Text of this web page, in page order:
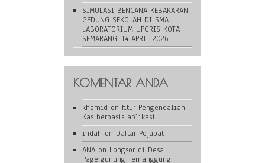
SIMULASI BENCANA KEBAKARAN
GEDUNG SEKOLAH DI SMA
LABORATORIUM UPGRIS KOTA
SEMARANG, 14 APRIL 2026
KOMENTAR ANDA
khamid on fitur Pengendalian
Kas berbasis aplikasi
indah on Daftar Pejabat
ANA on Longsor di Desa
Pagergunung Temanggung